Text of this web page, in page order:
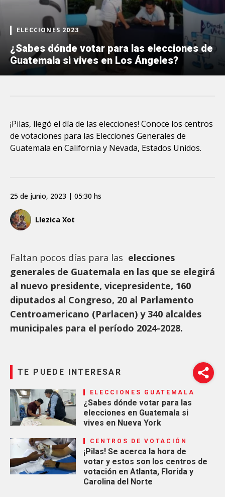
ELECCIONES 2023
¿Sabes dónde votar para las elecciones de
Guatemala si vives en Los Ángeles?
¡Pilas, llegó el día de las elecciones! Conoce los centros
de votaciones para las Elecciones Generales de
Guatemala en California y Nevada, Estados Unidos.
Llezica Xot
25 de junio, 2023 | 05:30 hs
Faltan pocos días para las elecciones
generales de Guatemala en las que se elegirá
al nuevo presidente, vicepresidente, 160
diputados al Congreso, 20 al Parlamento
Centroamericano (Parlacen) y 340 alcaldes
municipales para el período 2024-2028.
TE PUEDE INTERESAR
ELECCIONES GUATEMALA
¿Sabes dónde votar para las
elecciones en Guatemala si
vives en Nueva York
CENTROS DE VOTACIÓN
¡Pilas! Se acerca la hora de
votar y estos son los centros de
votación en Atlanta, Florida y
Carolina del Norte